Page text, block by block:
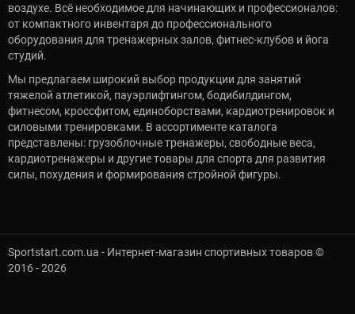
воздухе. Всё необходимое для начинающих и профессионалов:
от компактного инвентаря до профессионального
оборудования для тренажерных залов, фитнес-клубов и йога
студий.
Мы предлагаем широкий выбор продукции для занятий
тяжелой атлетикой, пауэрлифтингом, бодибилдингом,
фитнесом, кроссфитом, единоборствами, кардиотренировок и
силовыми тренировками. В ассортименте каталога
представлены: грузоблочные тренажеры, свободные веса,
кардиотренажеры и другие товары для спорта для развития
силы, похудения и формирования стройной фигуры.
Sportstart.com.ua - Интернет-магазин спортивных товаров ©
2016 - 2026